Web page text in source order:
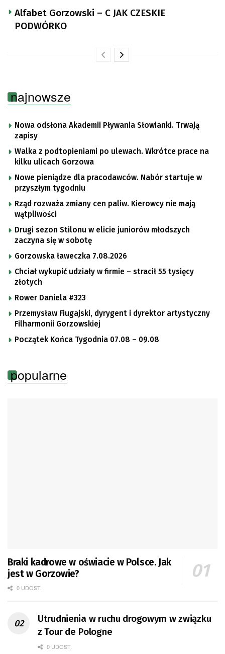
Alfabet Gorzowski – C JAK CZESKIE
PODWÓRKO
najnowsze
Nowa odsłona Akademii Pływania Słowianki. Trwają
zapisy
Walka z podtopieniami po ulewach. Wkrótce prace na
kilku ulicach Gorzowa
Nowe pieniądze dla pracodawców. Nabór startuje w
przyszłym tygodniu
Rząd rozważa zmiany cen paliw. Kierowcy nie mają
wątpliwości
Drugi sezon Stilonu w elicie juniorów młodszych
zaczyna się w sobotę
Gorzowska ławeczka 7.08.2026
Chciał wykupić udziały w firmie – stracił 55 tysięcy
złotych
Rower Daniela #323
Przemysław Fiugajski, dyrygent i dyrektor artystyczny
Filharmonii Gorzowskiej
Początek Końca Tygodnia 07.08 – 09.08
popularne
Braki kadrowe w oświacie w Polsce. Jak
jest w Gorzowie?
0 UDOST.
Utrudnienia w ruchu drogowym w związku
z Tour de Pologne
0 UDOST.